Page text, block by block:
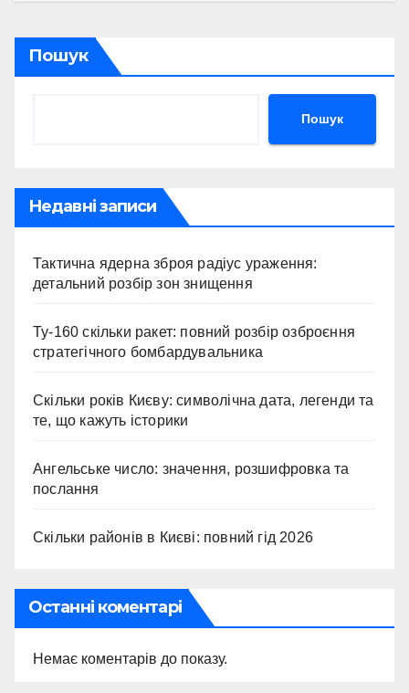
Пошук
Пошук
Недавні записи
Тактична ядерна зброя радіус ураження:
детальний розбір зон знищення
Ту-160 скільки ракет: повний розбір озброєння
стратегічного бомбардувальника
Скільки років Києву: символічна дата, легенди та
те, що кажуть історики
Ангельське число: значення, розшифровка та
послання
Скільки районів в Києві: повний гід 2026
Останні коментарі
Немає коментарів до показу.